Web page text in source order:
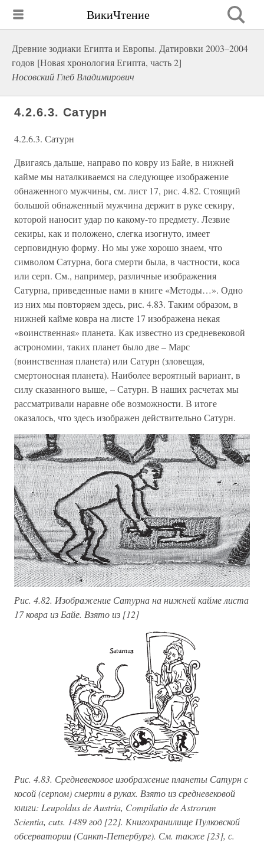
ВикиЧтение
Древние зодиаки Египта и Европы. Датировки 2003–2004
годов [Новая хронология Египта, часть 2]
Носовский Глеб Владимирович
4.2.6.3. Сатурн
4.2.6.3. Сатурн
Двигаясь дальше, направо по ковру из Байе, в нижней
кайме мы наталкиваемся на следующее изображение
обнаженного мужчины, см. лист 17, рис. 4.82. Стоящий
большой обнаженный мужчина держит в руке секиру,
которой наносит удар по какому-то предмету. Лезвие
секиры, как и положено, слегка изогнуто, имеет
серповидную форму. Но мы уже хорошо знаем, что
символом Сатурна, бога смерти была, в частности, коса
или серп. См., например, различные изображения
Сатурна, приведенные нами в книге «Методы…». Одно
из них мы повторяем здесь, рис. 4.83. Таким образом, в
нижней кайме ковра на листе 17 изображена некая
«воинственная» планета. Как известно из средневековой
астрономии, таких планет было две – Марс
(воинственная планета) или Сатурн (зловещая,
смертоносная планета). Наиболее вероятный вариант, в
силу сказанного выше, – Сатурн. В наших расчетах мы
рассматривали наравне обе возможности. В итоге
оказалось, что здесь изображен действительно Сатурн.
Рис. 4.82. Изображение Сатурна на нижней кайме листа
17 ковра из Байе. Взято из [12]
Рис. 4.83. Средневековое изображение планеты Сатурн с
косой (серпом) смерти в руках. Взято из средневековой
книги: Leupoldus de Austria, Compilatio de Astrorum
Scientia, cuts. 1489 год [22]. Книгохранилище Пулковской
обсерватории (Санкт-Петербург). См. также [23], с.